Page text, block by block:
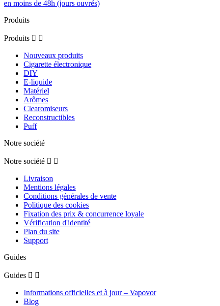
en moins de 48h (jours ouvrés)
Produits
Produits  
Nouveaux produits
Cigarette électronique
DIY
E-liquide
Matériel
Arômes
Clearomiseurs
Reconstructibles
Puff
Notre société
Notre société  
Livraison
Mentions légales
Conditions générales de vente
Politique des cookies
Fixation des prix & concurrence loyale
Vérification d'identité
Plan du site
Support
Guides
Guides  
Informations officielles et à jour – Vapovor
Blog